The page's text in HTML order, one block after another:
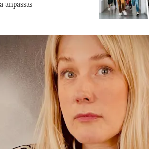
anpassas